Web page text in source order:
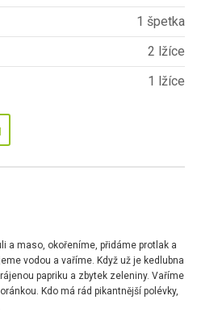
1 špetka
2 lžíce
1 lžíce
a maso, okořeníme, přidáme protlak a
vodou a vaříme. Když už je kedlubna
papriku a zbytek zeleniny. Vaříme
Kdo má rád pikantnější polévky,